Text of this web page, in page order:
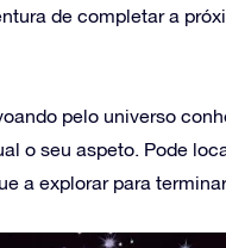
de completar a
pelo universo
o seu aspeto. Pode
a explorar para